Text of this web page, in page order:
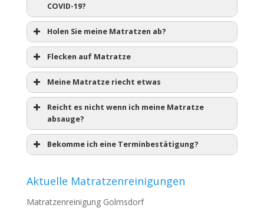
COVID-19?
Holen Sie meine Matratzen ab?
Flecken auf Matratze
Meine Matratze riecht etwas
Reicht es nicht wenn ich meine Matratze
absauge?
Bekomme ich eine Terminbestätigung?
Aktuelle Matratzenreinigungen
Matratzenreinigung Golmsdorf